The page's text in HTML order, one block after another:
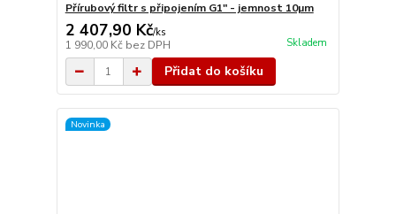
Přírubový filtr s připojením G1" - jemnost 10µm
2 407,90 Kč/ks
1 990,00 Kč bez DPH Skladem
Přidat do košíku
Novinka